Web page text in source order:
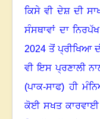
ਕਿਸੇ ਵੀ ਦੇਸ਼ ਦੀ
ਸੰਸਥਾਵਾਂ ਦਾ
2024 ਤੋਂ ਪ੍ਰੀਖਿਆ
ਵੀ ਇਸ ਪ੍ਰਣਾਲੀ
(ਪਾਕ-ਸਾਫ) ਹੀ
ਕੋਈ ਸਖਤ